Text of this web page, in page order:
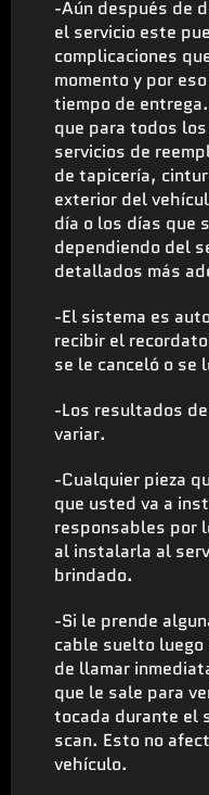
-Aún después de
el servicio este
complicaciones
momento y por
tiempo de
que para todos
servicios de
de tapicería,
exterior del
día o los días que
dependiendo del
detallados más
-El sistema es
recibir el
se le canceló o se
-Los resultados
variar.
-Cualquier pieza
que usted va a
responsables por
al instalarla al
brindado.
-Si le prende
cable suelto
de llamar
que le sale para
tocada durante el
scan. Esto no
vehículo.